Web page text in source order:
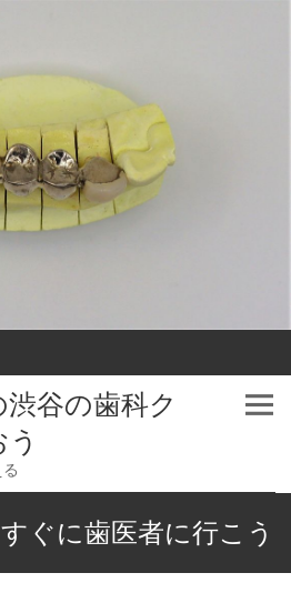
谷の歯科ク
ぐに歯医者に行こう